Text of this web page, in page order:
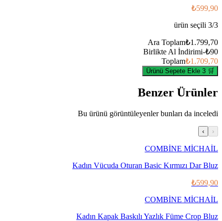
₺599,90
3/3
Ara Toplam₺1.799,70
Birlikte Al İndirimi-₺90
Toplam₺1.709,70
🛒 3 Ürünü Sepete Ekle
Benzer Ürünler
Bu ürünü görüntüleyenler bunları da inceledi
‹
›
COMBİNE MİCHAİL
Kadın Vücuda Oturan Basic Kırmızı Dar Bluz
₺599,90
COMBİNE MİCHAİL
Kadın Kapak Baskılı Yazlık Füme Crop Bluz